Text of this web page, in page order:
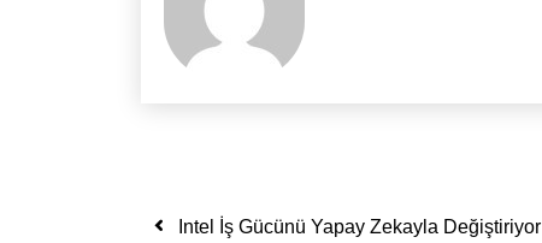
Yazı dolaşımı
Intel İş Gücünü Yapay Zekayla Değiştiriyor